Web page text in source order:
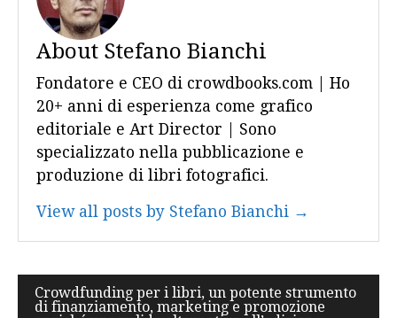
About Stefano Bianchi
Fondatore e CEO di crowdbooks.com | Ho
20+ anni di esperienza come grafico
editoriale e Art Director | Sono
specializzato nella pubblicazione e
produzione di libri fotografici.
View all posts by Stefano Bianchi →
Navigazione
Crowdfunding per i libri, un potente strumento
di finanziamento, marketing e promozione